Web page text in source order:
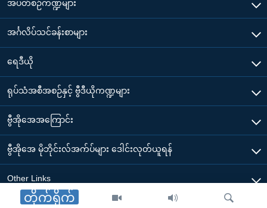
တိုက်ရိုက်
အပတ်စဉ်ကဏ္ဍများ
အင်္ဂလိပ်သင်ခန်းစာများ
ရေဒီယို
ရုပ်သံအစီအစဉ်နှင့် ဗွီဒီယိုကဏ္ဍများ
ဗွီအိုအေအကြောင်း
ဗွီအိုအေ မိုဘိုင်းလ်အက်ပ်များ ဒေါင်းလုတ်ယူရန်
Other Links